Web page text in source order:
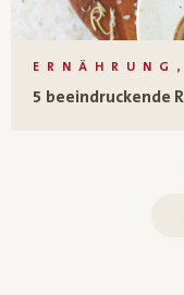
5 beeindruckende